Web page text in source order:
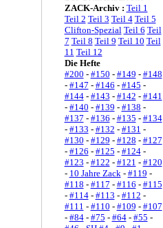
ZACK-Archiv : Teil 1
Teil 2 Teil 3 Teil 4 Teil 5
Clifton-Spezial Teil 6 Teil
7 Teil 8 Teil 9 Teil 10 Teil
11 Teil 12
Die Hefte
#200 - #150 - #149 - #148
- #147 - #146 - #145 -
#144- #143 - #142 - #141
- #140 - #139 - #138 -
#137 - #136 - #135 - #134
- #133 - #132 - #131 -
#130 - #129 - #128 - #127
- #126 - #125 - #124-
#123 - #122 - #121 - #120
- 10 Jahre Zack- #119 -
#118 - #117 - #116 - #115
- #114- #113 - #112 -
#111 - #110 - #109 - #107
- #84- #75 - #64- #55 -